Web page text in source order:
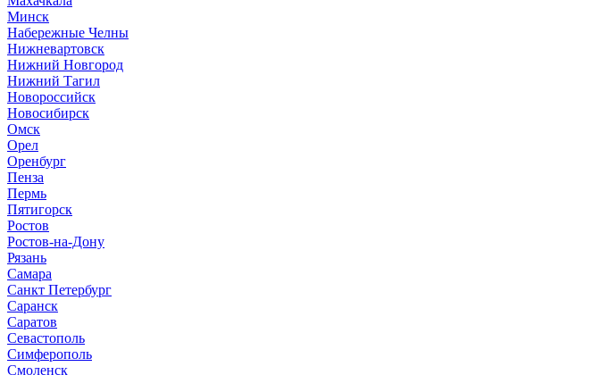
Минск
Набережные Челны
Нижневартовск
Нижний Новгород
Нижний Тагил
Новороссийск
Новосибирск
Омск
Орел
Оренбург
Пенза
Пермь
Пятигорск
Ростов
Ростов-на-Дону
Рязань
Самара
Санкт Петербург
Саранск
Саратов
Севастополь
Симферополь
Смоленск